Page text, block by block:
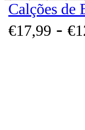
Calções de
€17,99 - €